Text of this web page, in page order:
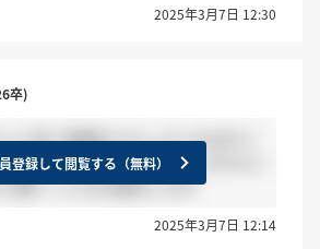
2025年3月7日 12:30
卒)
に早い時期から入っていればそこ
ばれるケースがあるので、行きたい
ら動くことをお勧めします
登録して閲覧する（無料）
2025年3月7日 12:14